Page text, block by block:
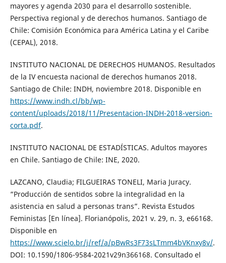
mayores y agenda 2030 para el desarrollo sostenible.
Perspectiva regional y de derechos humanos. Santiago de
Chile: Comisión Económica para América Latina y el Caribe
(CEPAL), 2018.
INSTITUTO NACIONAL DE DERECHOS HUMANOS. Resultados
de la IV encuesta nacional de derechos humanos 2018.
Santiago de Chile: INDH, noviembre 2018. Disponible en
https://www.indh.cl/bb/wp-
content/uploads/2018/11/Presentacion-INDH-2018-version-
corta.pdf.
INSTITUTO NACIONAL DE ESTADÍSTICAS. Adultos mayores
en Chile. Santiago de Chile: INE, 2020.
LAZCANO, Claudia; FILGUEIRAS TONELI, Maria Juracy.
“Producción de sentidos sobre la integralidad en la
asistencia en salud a personas trans”. Revista Estudos
Feministas [En línea]. Florianópolis, 2021 v. 29, n. 3, e66168.
Disponible en
https://www.scielo.br/j/ref/a/pBwRs3F73sLTmm4bVKnxy8v/.
DOI: 10.1590/1806-9584-2021v29n366168. Consultado el